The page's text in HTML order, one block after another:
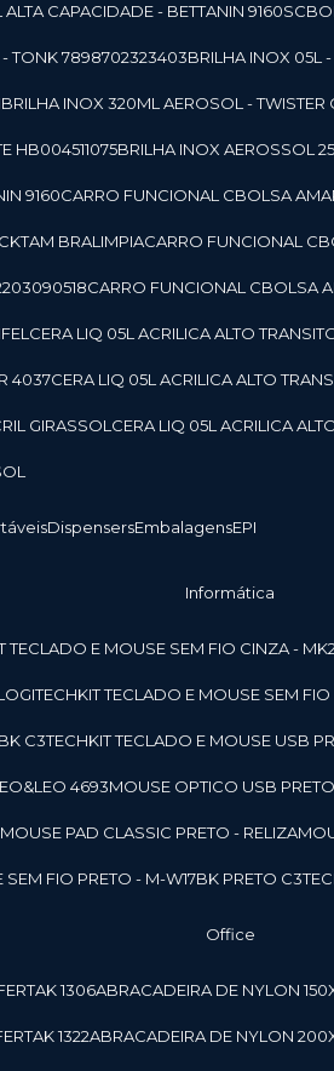
CAPACIDADE - BETTANIN 9160SC
- TONK 7898702323403 BRILHA INOX
BRILHA INOX 320ML AEROSOL - TWISTER
HB004511075 BRILHA INOX AEROSSOL
9160 CARRO FUNCIONAL CBOLSA
BRALIMPIA CARRO FUNCIONAL
CARRO FUNCIONAL CBOLSA
CERA LIQ 05L ACRILICA ALTO
4037 CERA LIQ 05L ACRILICA ALTO
GIRASSOL CERA LIQ 05L ACRILICA
Dispensers Embalagens EPI
Informática
TECLADO E MOUSE SEM FIO CINZA -
KIT TECLADO E MOUSE SEM
C3TECH KIT TECLADO E MOUSE USB
4693 MOUSE OPTICO USB
MOUSE PAD CLASSIC PRETO - RELIZA
SEM FIO PRETO - M-W17BK PRETO
Office
1306 ABRACADEIRA DE NYLON
1322 ABRACADEIRA DE NYLON